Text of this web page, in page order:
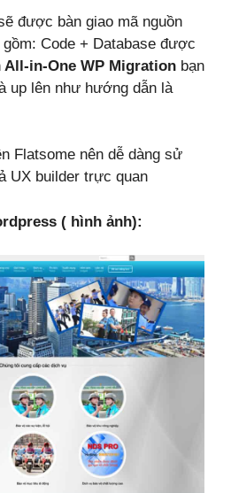
được bàn giao mã nguồn
Code + Database được
All-in-One WP Migration bạn
up lên như hướng dẫn là
Flatsome nên dễ dàng sử
UX builder trực quan
( hình ảnh):